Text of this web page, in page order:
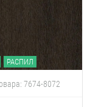
РАСПИЛ
7674-8072